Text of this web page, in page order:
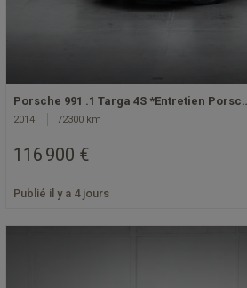
Porsche 991 .1 Targa 4S *Entretien
2014 72300 km
116 900 €
Publié il y a 4 jours